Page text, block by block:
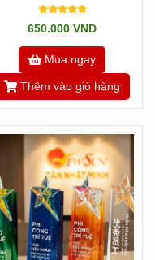
650.000 VND
Mua ngay
Thêm vào giỏ hàng